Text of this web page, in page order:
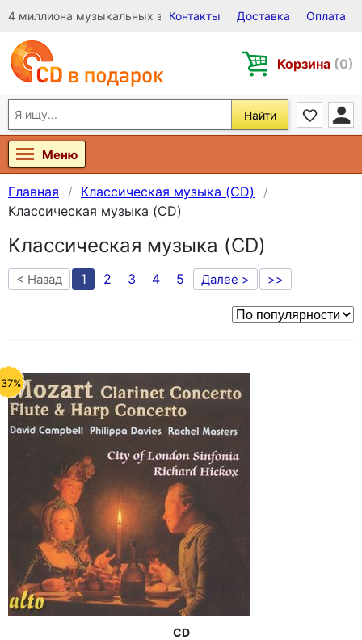
4 миллиона музыкальных записей на Виниле, CD и DVD
Контакты Доставка Оплата
Корзина (0)
Найти
Меню
Главная
Классическая музыка (CD)
Классическая музыка (CD)
Классическая музыка (CD)
< Назад 1 2 3 4 5 Далее > >>
CD